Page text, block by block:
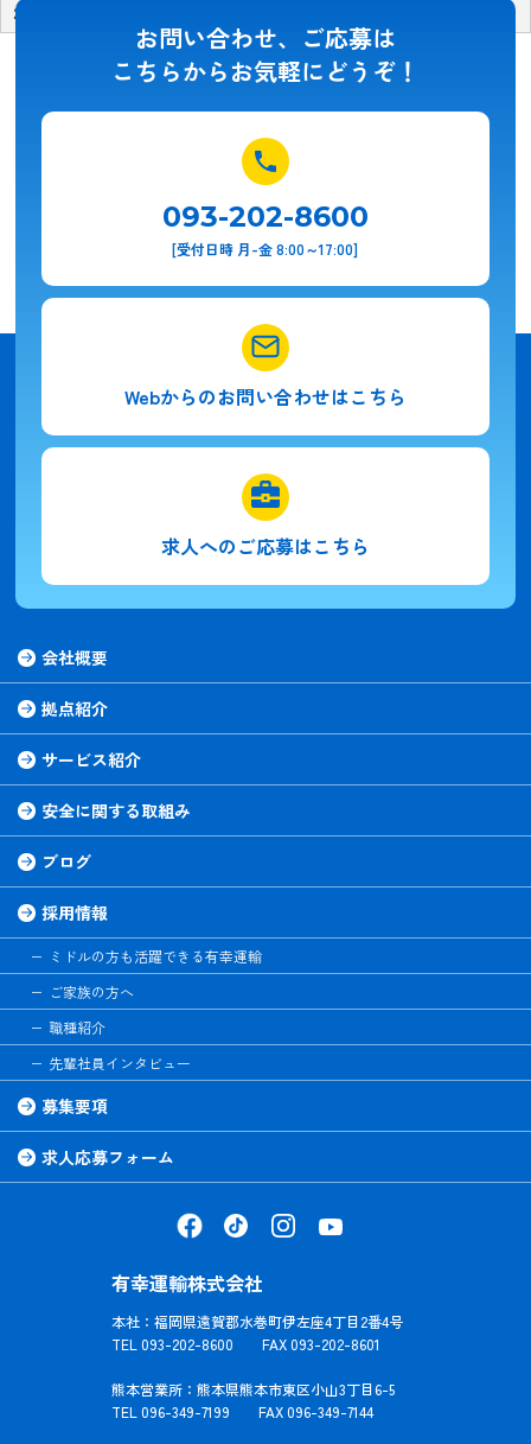
2017年11月 (1)
お問い合わせ、ご応募は
こちらからお気軽にどうぞ！
093-202-8600
[受付日時 月-金 8:00～17:00]
Webからのお問い合わせはこちら
求人へのご応募はこちら
会社概要
拠点紹介
サービス紹介
安全に関する取組み
ブログ
採用情報
ミドルの方も活躍できる有幸運輸
ご家族の方へ
職種紹介
先輩社員インタビュー
募集要項
求人応募フォーム
有幸運輸株式会社
本社：福岡県遠賀郡水巻町伊左座4丁目2番4号
TEL 093-202-8600 FAX 093-202-8601
熊本営業所：熊本県熊本市東区小山3丁目6-5
TEL 096-349-7199 FAX 096-349-7144